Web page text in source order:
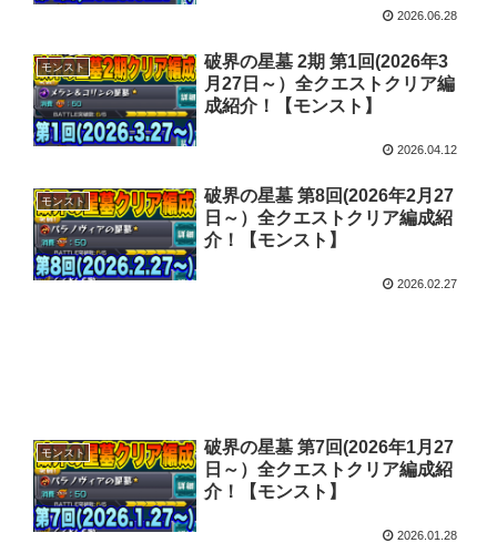
2026.06.28
モンスト
破界の星墓 2期 第1回(2026年3
月27日～）全クエストクリア編
成紹介！【モンスト】
2026.04.12
モンスト
破界の星墓 第8回(2026年2月27
日～）全クエストクリア編成紹
介！【モンスト】
2026.02.27
モンスト
破界の星墓 第7回(2026年1月27
日～）全クエストクリア編成紹
介！【モンスト】
2026.01.28